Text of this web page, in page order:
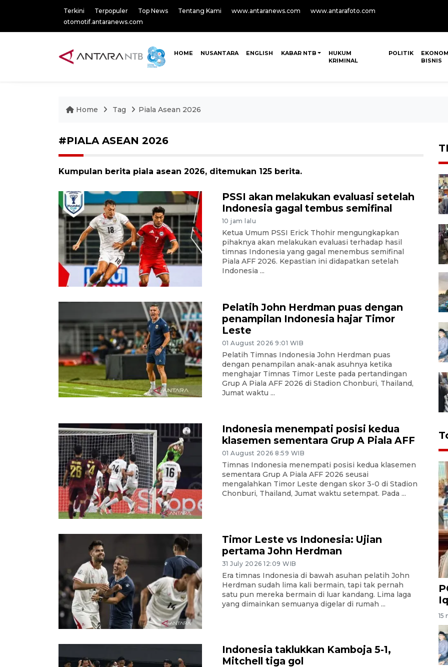
Terkini Terpopuler Top News Tentang Kami www.antaranews.com
www.antarafoto.com
otomotif.antaranews.com
HOME NUSANTARA ENGLISH KABAR NTB
HUKUM
KRIMINAL
POLITIK
BISNIS
Home Tag Piala Asean 2026
#PIALA ASEAN 2026
Kumpulan berita piala asean 2026, ditemukan 125 berita.
PSSI akan melakukan evaluasi setelah
Indonesia gagal tembus semifinal
10 jam lalu
Ketua Umum PSSI Erick Thohir mengungkapkan
pihaknya akan melakukan evaluasi terhadap hasil
timnas Indonesia yang gagal menembus semifinal
Piala AFF 2026. Kepastian ini didapatkan setelah
Indonesia ...
Pelatih John Herdman puas dengan
penampilan Indonesia hajar Timor
Leste
01 August 2026 9:01 WIB
Pelatih Timnas Indonesia John Herdman puas
dengan penampilan anak-anak asuhnya ketika
menghajar Timnas Timor Leste pada pertandingan
Grup A Piala AFF 2026 di Stadion Chonburi, Thailand,
Jumat waktu ...
Indonesia menempati posisi kedua
klasemen sementara Grup A Piala AFF
01 August 2026 8:59 WIB
Timnas Indonesia menempati posisi kedua klasemen
sementara Grup A Piala AFF 2026 seusai
mengalahkan Timor Leste dengan skor 3-0 di Stadion
Chonburi, Thailand, Jumat waktu setempat. Pada ...
Timor Leste vs Indonesia: Ujian
pertama John Herdman
31 July 2026 12:09 WIB
Era timnas Indonesia di bawah asuhan pelatih John
Herdman sudah lima kali bermain, tapi tak pernah
satu pun mereka bermain di luar kandang. Lima laga
yang dimainkan semuanya digelar di rumah ...
Indonesia taklukkan Kamboja 5-1,
Mitchell tiga gol
15